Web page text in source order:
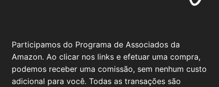
Participamos do Programa de Associados da
Amazon. Ao clicar nos links e efetuar uma compra,
podemos receber uma comissão, sem nenhum custo
adicional para você. Todas as transações são